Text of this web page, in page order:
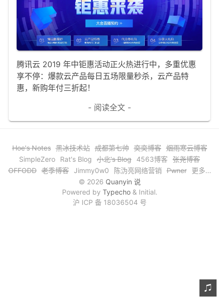
福利共享
其他页面
关于
只言片语
谷歌站内搜索
友情链接
赞赏与支持
腾讯云 2019 年中钜惠活动正火热进行中，多重优惠
享不停：爆款云产品每日五场限量秒杀，云产品特
惠，新购年付三折起！
- 阅读全文 -
Hoe's Notes 黑冰技术站 成都第七帅 奕奕博客 烟雨寒云博客
SimpleZero
Rat's Blog 小北's Blog 4563博客
张尧博客
OFFODD 老季博客 Jimmy0w0 陈沩亮网络营销 Pwner
更多...
© 2026 Quanyin 说
Powered by Typecho& Initial.
沪 ICP 备 18036504 号